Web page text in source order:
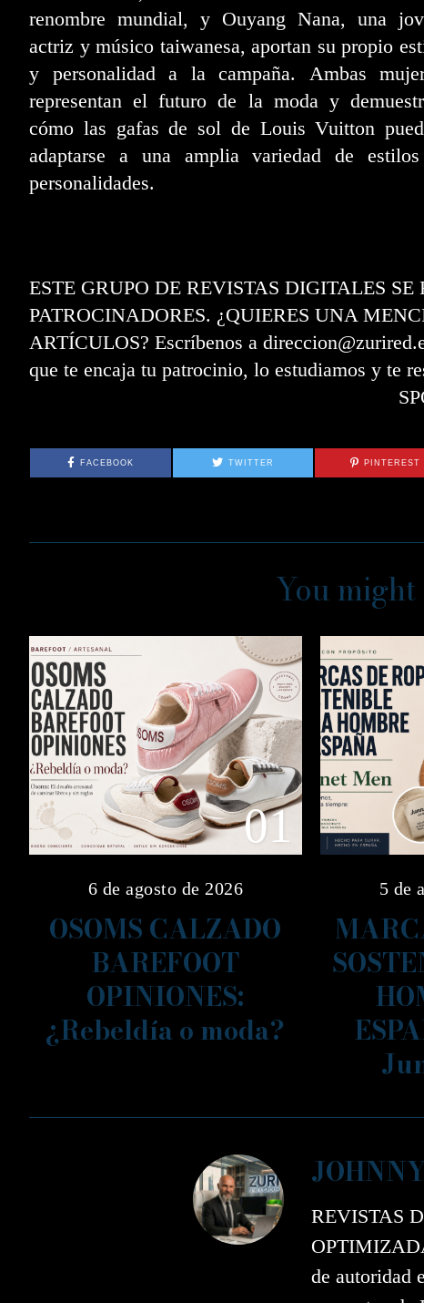
renombre mundial, y Ouyang Nana, una
actriz y músico taiwanesa, aportan su propio
y personalidad a la campaña. Ambas
representan el futuro de la moda y
cómo las gafas de sol de Louis Vuitton
adaptarse a una amplia variedad de
personalidades.
ESTE GRUPO DE REVISTAS DIGITALES
PATROCINADORES. ¿QUIERES UNA
ARTÍCULOS? Escríbenos a
que te encaja tu patrocinio, lo estudiamos y te
FACEBOOK TWITTER PINTEREST
You
01
6 de agosto de 2026
OSOMS CALZADO
BAREFOOT
OPINIONES:
¿Rebeldía o moda?
5 de
REVISTAS
de autoridad